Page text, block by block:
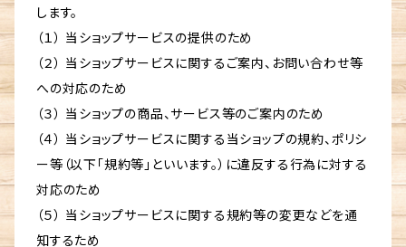
します。
（１） 当ショップサービスの提供のため
（２） 当ショップサービスに関するご案内、お問い合わせ等
への対応のため
（３） 当ショップの商品、サービス等のご案内のため
（４） 当ショップサービスに関する当ショップの規約、ポリシ
ー等（以下「規約等」といいます。）に違反する行為に対する
対応のため
（５） 当ショップサービスに関する規約等の変更などを通
知するため